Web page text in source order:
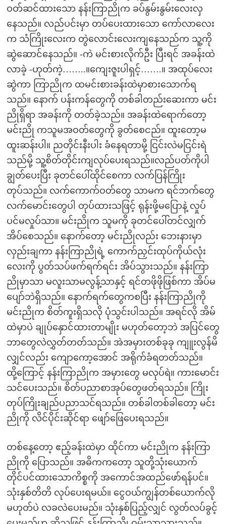
ဝတ်ဆင်ထားသော နန်းကြာညိုက ခပ်နွမ်းနွမ်းလေးလှ
နေသည်။ လည်ပင်းမှာ တပ်ပေးထားသော ကော်လာလေး
က သံကြိုးလေးက တွဲလောင်းလေးကျနေသည်က သူ့ကို
ဆွဲဆောင်နေသည်။ -ကဲ မင်းစားလိုက်ဦး ပြီးရင် အခန်းထဲ
လာခဲ့ -ဟုတ်ကဲ့……..။ကျေးဇူးပါရှင့်…….။ အထုပ်လေး
ဆွဲကာ ကြာညိုက ထမင်းစားခန်းထဲမှာစားသောက်ရ
သည်။ နောက် ပန်းကန်တွေကို တစ်ခါတည်းဆေးကာ မင်း
ညိုရှိရာ အခန်းကို တတ်ခဲ့သည်။ အခန်းထဲရောက်တော့
မင်းညို ကသူမအဝတ်တွေကို ခွတ်စေငည်။ ထူးတော့မ
ထူးဆန်းပါ။ ညတိုင်းနီးပါး ခံနေရတာမို့ ငြင်းလဲမငြင်းရဲ
သည်မို့ သူ့စိတ်တိုင်းကျလုပ်ပေးရသည်။လည်ပတ်ကိုပါ
ချွတ်ပေးပြီး ခုတင်ပေါ်ထိုင်စေကာ လက်ပြန်ကြိုး
တုပ်သည်။ လက်ကောက်ဝတ်တွေ သာမက ရင်ဘက်တွေ
လက်မောင်းတွေပါ တုပ်ထားသဖြင့် ရုန်းဖို့မပြောနဲ့ လှုပ်
ပင်မလှုပ်သာ။ မင်းညိုက သူမကို ခုတင်ပေါ်တင်လျှက်
အိပ်စေသည်။ နောက်တော့ မင်းညိုလည်း ဘေးနားမှာ
လှည်းချကာ နန်းကြာညိုရဲ့ ကောက်ညှင်းထုပ်ကိုယ်လုံး
လေးကို ပွတ်သပ်ဖက်ရက်ရင်း အိပ်သွားသည်။ နန်းကြာ
ညိုမှာသာ မလူးသာမလွန့်သာနှင့် ရင်တဖိုဖိုဖြစ်ကာ အိပ်မ
ပျော်ဘဲရှိသည်။ နောက်ရက်တွေကစပြီး နန်းကြာညိုကို
မင်းညိုက စိတ်ကူးရှိသလို ပုံသွင်းပါသည်။ အရင်လို အိမ်
ထဲမှာပဲ ချုပ်နှောင်ထားတာမျိုး မဟုတ်တော့ဘဲ အပြင်တွေ
ဘာတွေလဲလွှတ်တတ်သည်။ အဲအမှားတစ်ခုခု ကျူးလွန်မိ
လျှင်လည်း ကျောကော့အောင် အရိုက်ခံရတတ်သည်။
ထို့ကြောင့် နန်းကြာညိုက အမှားတွေ မလုပ်ရဲ။ ကားမောင်း
သင်ပေးသည်။ စိတ်ပညာစာအုပ်တွေဖတ်ရသည်။ ကြိုး
တုပ်ကြိုးချည်ပညာသင်ရသည်။ တစ်ခါတစ်ခါတော့ မင်း
ညိုကို လိင်ပိုင်းဆိုင်ရာ ဖျော်ဖြေပေးရသည်။
တစ်နေ့တော့ ဧည့်ခန်းထဲမှာ ထိုင်ကာ မင်းညိုက နန်းကြာ
ညိုကို ပြောသည်။ အဓိကကတော့ သူတို့သုံးယောက်
တိုင်ပင်ထားသောကိစ္စကို အကောင်အထည်ဖော်ရန်ပင်။
သုံးနှစ်တိတိ လုပ်ပေးရမယ်။ ငွေဝယ်ကျွန်တစ်ယောက်လို
မဟုတ်ပဲ လခလဲပေးမည်။ သုံးနှစ်ပြည့်လျှင် လွတ်လပ်ခွင့်